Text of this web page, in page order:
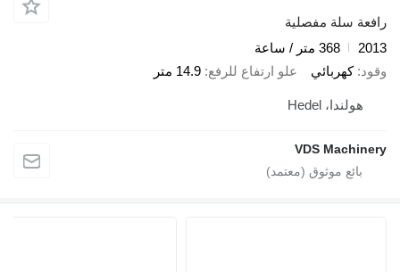
رافعة سلة مفصلية
2013
368 متر / ساعة
وقود كهربائي علو ارتفاع للرفع 14.9 متر
هولندا، Hedel
VDS Machinery